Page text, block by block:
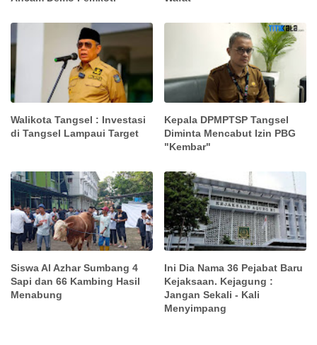
Walikota Tangsel : Investasi
di Tangsel Lampaui Target
Kepala DPMPTSP Tangsel
Diminta Mencabut Izin PBG
"Kembar"
Siswa Al Azhar Sumbang 4
Sapi dan 66 Kambing Hasil
Menabung
Ini Dia Nama 36 Pejabat Baru
Kejaksaan. Kejagung :
Jangan Sekali - Kali
Menyimpang